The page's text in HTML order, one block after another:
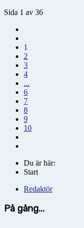
Sida 1 av 36
1
2
3
4
...
6
7
8
9
10
Du är här:
Start
Redaktör
På gång...